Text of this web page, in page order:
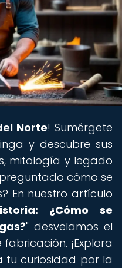
Norte! Sumérgete
y descubre sus
mitología y legado
cómo se
En nuestro artículo
¿Cómo se
" desvelamos el
¡Explora
tu curiosidad por la